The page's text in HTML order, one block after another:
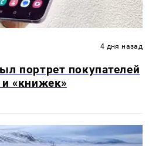
4 дня назад
портрет покупателей
«книжек»